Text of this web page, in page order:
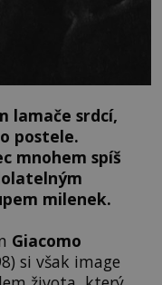
lamače srdcí,
postele.
mnohem spíš
milenek.
Giacomo
si však image